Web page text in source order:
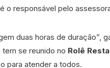
o responsável pelo
duas horas de duração”,
se reunido no Rolê
para atender a todos.